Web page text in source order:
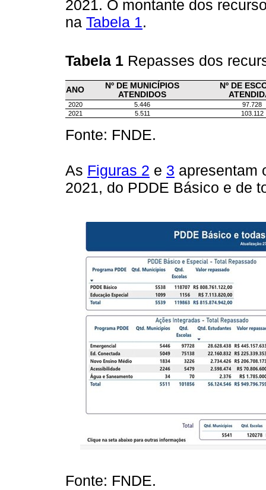
2021. O montante dos
na Tabela 1.
Tabela 1 Repasses dos
ANO
Nº DE MUNICÍPIOS
ATENDIDOS
Nº DE
2020 5.446
97.728
2021
5.511 103.112
Fonte: FNDE.
As Figuras 2 e 3 apresentam
2021, do PDDE Básico e de
Fonte: FNDE.